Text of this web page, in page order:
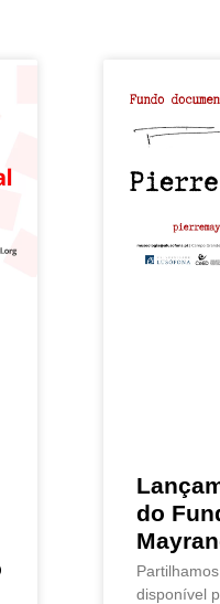
do
disponível